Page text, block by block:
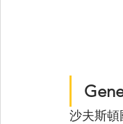
沙夫斯